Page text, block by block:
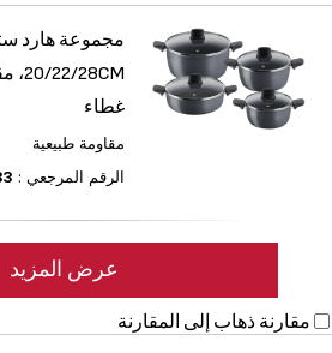
غطاء
مقاومة طبيعية
الرقم المرجعي :
عرض المزيد
مقارنة ذهاب إلى المقارنة